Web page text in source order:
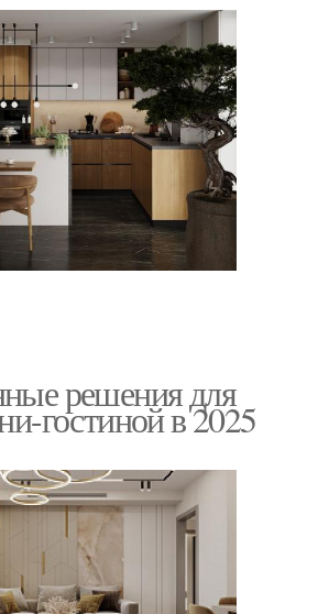
решения для
гостиной в 2025